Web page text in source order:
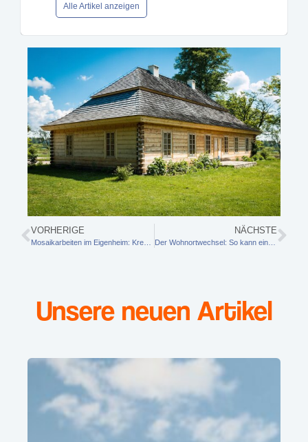
Alle Artikel anzeigen
VORHERIGE NÄCHSTE
Der Wohnortwechsel: So kann ein Umzugsunternehmen helfen
Unsere neuen Artikel